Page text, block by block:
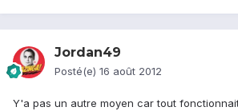
Jordan49
Posté(e) 16 août 2012
Y'a pas un autre moyen car tout